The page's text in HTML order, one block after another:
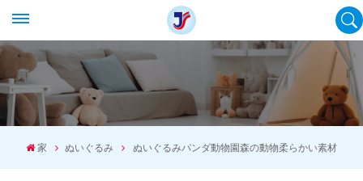
家 ぬいぐるみ ぬいぐるみパンダ動物園森の動物柔らかい素材